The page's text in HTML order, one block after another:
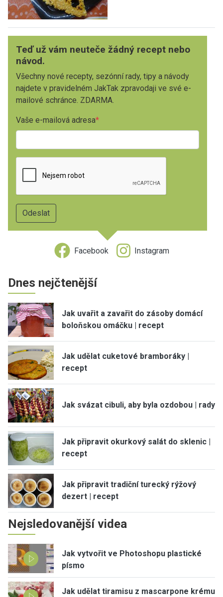
Teď už vám neuteče žádný recept nebo
návod.
Všechny nové recepty, sezónní rady, tipy a návody
najdete v pravidelném JakTak zpravodaji ve své e-
mailové schránce. ZDARMA.
Vaše e-mailová adresa
Facebook Instagram
Dnes nejčtenější
Jak uvařit a zavařit do zásoby domácí
boloňskou omáčku | recept
Jak udělat cuketové bramboráky |
recept
Jak svázat cibuli, aby byla ozdobou | rady
Jak připravit okurkový salát do sklenic |
recept
Jak připravit tradiční turecký rýžový
dezert | recept
Nejsledovanější videa
Jak vytvořit ve Photoshopu plastické
písmo
Jak udělat tiramisu z mascarpone krému